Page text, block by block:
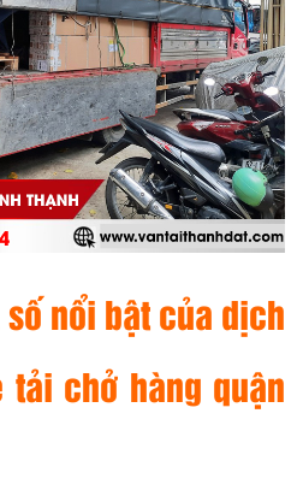
nổi bật của dịch
chở hàng quận